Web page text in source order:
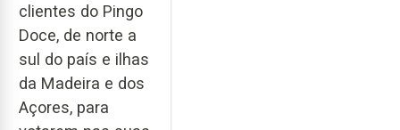
clientes do Pingo
Doce, de norte a
sul do país e ilhas
da Madeira e dos
Açores, para